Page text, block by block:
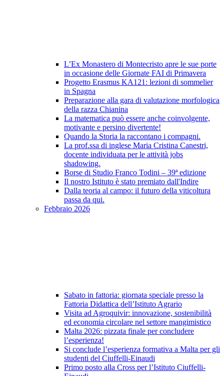
L’Ex Monastero di Montecristo apre le sue porte
in occasione delle Giornate FAI di Primavera
Progetto Erasmus KA121: lezioni di sommelier
in Spagna
Preparazione alla gara di valutazione morfologica
della razza Chianina
La matematica può essere anche coinvolgente,
motivante e persino divertente!
Quando la Storia la raccontano i compagni.
La prof.ssa di inglese Maria Cristina Canestri,
docente individuata per le attività jobs
shadowing.
Borse di Studio Franco Todini – 39ª edizione
Il nostro Istituto è stato premiato dall'Indire
Dalla teoria al campo: il futuro della viticoltura
passa da qui.
Febbraio 2026
Sabato in fattoria: giornata speciale presso la
Fattoria Didattica dell’Istituto Agrario
Visita ad Agroquivir: innovazione, sostenibilità
ed economia circolare nel settore mangimistico
Malta 2026: pizzata finale per concludere
l’esperienza!
Si conclude l’esperienza formativa a Malta per gli
studenti del Ciuffelli-Einaudi
Primo posto alla Cross per l’Istituto Ciuffelli-